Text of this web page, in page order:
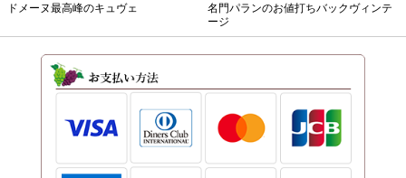
ドメーヌ最高峰のキュヴェ
名門パランのお値打ちバックヴィンテ
ージ